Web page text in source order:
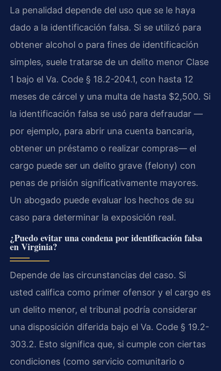
La penalidad depende del uso que se le haya
dado a la identificación falsa. Si se utilizó para
obtener alcohol o para fines de identificación
simples, suele tratarse de un delito menor Clase
1 bajo el Va. Code § 18.2-204.1, con hasta 12
meses de cárcel y una multa de hasta $2,500. Si
la identificación falsa se usó para defraudar —
por ejemplo, para abrir una cuenta bancaria,
obtener un préstamo o realizar compras— el
cargo puede ser un delito grave (felony) con
penas de prisión significativamente mayores.
Un abogado puede evaluar los hechos de su
caso para determinar la exposición real.
¿Puedo evitar una condena por identificación falsa
en Virginia?
Depende de las circunstancias del caso. Si
usted califica como primer ofensor y el cargo es
un delito menor, el tribunal podría considerar
una disposición diferida bajo el Va. Code § 19.2-
303.2. Esto significa que, si cumple con ciertas
condiciones (como servicio comunitario o